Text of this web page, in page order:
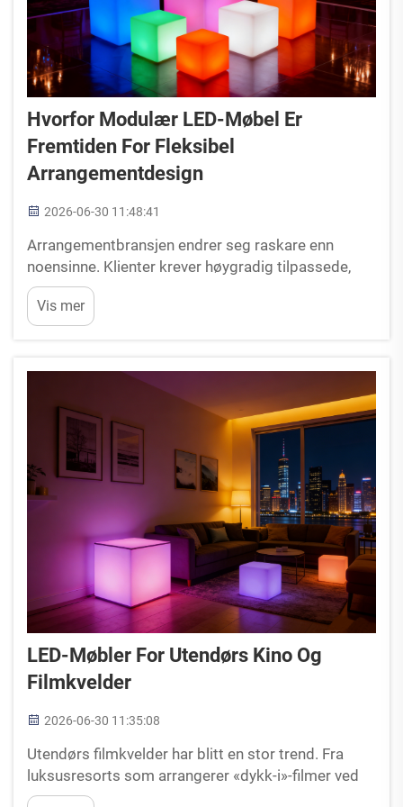
Hvorfor Modulær LED-Møbel Er
Fremtiden For Fleksibel
Arrangementdesign
2026-06-30 11:48:41
Arrangementbransjen endrer seg raskare enn
noensinne. Klienter krever høygradig tilpassede,
dynamiske rom, og forventer at lokaler skal kunne
tilpasse seg deres spesifikke behov umiddelbart.
Hvis du eier et arrangementslokale eller driver et
ensformige ...
Vis mer
LED-Møbler For Utendørs Kino Og
Filmkvelder
2026-06-30 11:35:08
Utendørs filmkvelder har blitt en stor trend. Fra
luksusresorts som arrangerer «dykk-i»-filmer ved
svømmebassenget til bedriftsretreater som